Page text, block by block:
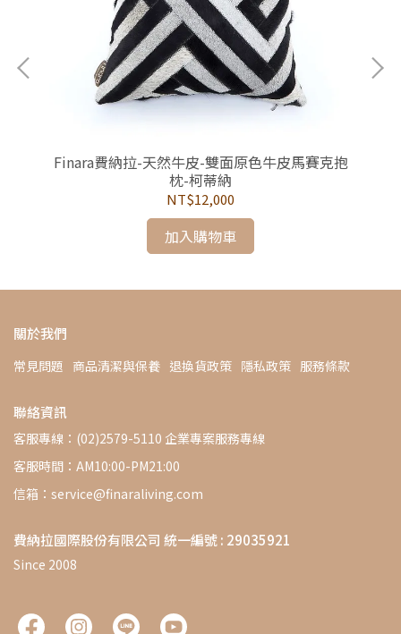
Finara費納拉-天然牛皮-雙面原色牛皮馬賽克抱
枕-柯蒂納
NT$12,000
加入購物車
關於我們
常見問題 商品清潔與保養 退換貨政策 隱私政策 服務條款
聯絡資訊
客服專線：(02)2579-5110 企業專案服務專線
客服時間：AM10:00-PM21:00
信箱：service@finaraliving.com
費納拉國際股份有限公司 統一編號 : 29035921
Since 2008